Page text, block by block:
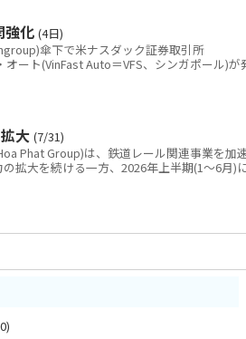
強化 (4日)
傘下で米ナスダック証券取引所
ート(VinFast Auto＝VFS、シンガポール)が
大 (7/31)
Phat Group)は、鉄道レール関連事業を加
拡大を続ける一方、2026年上半期(1～6月)